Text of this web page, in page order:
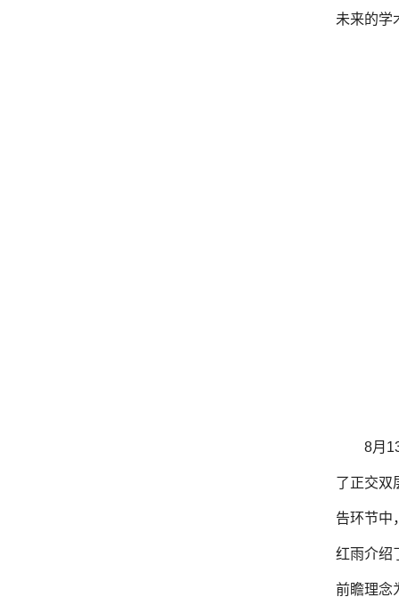
未来的学
8月
了正交双
告环节中
红雨介绍
前瞻理念